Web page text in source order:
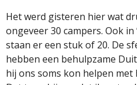
Het werd gisteren hier wat
ongeveer 30 campers. Ook in
staan er een stuk of 20. De
hebben een behulpzame
hij ons soms kon helpen met